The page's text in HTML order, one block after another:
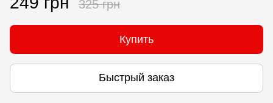
325 грн
Купить
Быстрый заказ